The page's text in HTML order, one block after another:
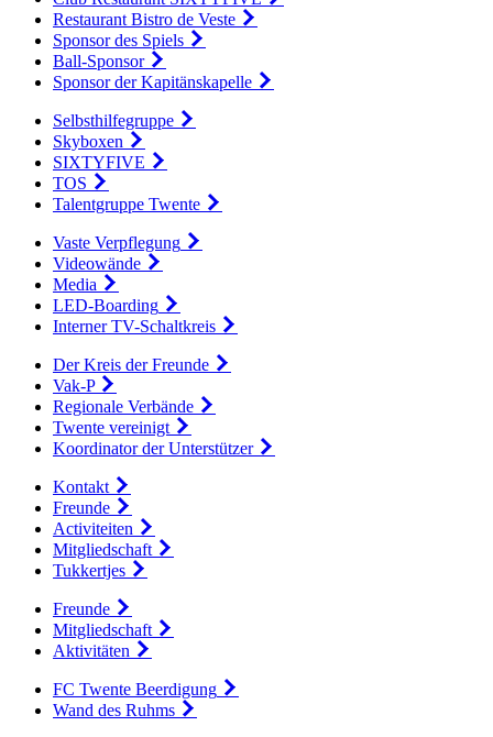
Restaurant Bistro de Veste
Sponsor des Spiels
Ball-Sponsor
Sponsor der Kapitänskapelle
Selbsthilfegruppe
Skyboxen
SIXTYFIVE
TOS
Talentgruppe Twente
Vaste Verpflegung
Videowände
Media
LED-Boarding
Interner TV-Schaltkreis
Der Kreis der Freunde
Vak-P
Regionale Verbände
Twente vereinigt
Koordinator der Unterstützer
Kontakt
Freunde
Activiteiten
Mitgliedschaft
Tukkertjes
Freunde
Mitgliedschaft
Aktivitäten
FC Twente Beerdigung
Wand des Ruhms